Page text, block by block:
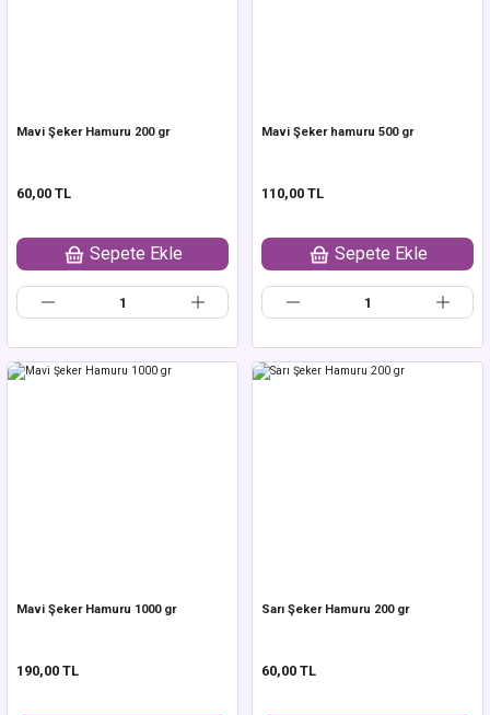
Mavi Şeker Hamuru 200 gr
60,00 TL
Sepete Ekle
Mavi Şeker hamuru 500 gr
110,00 TL
Sepete Ekle
Mavi Şeker Hamuru 1000 gr
190,00 TL
Sarı Şeker Hamuru 200 gr
60,00 TL